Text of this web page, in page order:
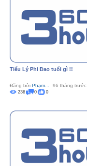
Tiểu Lý Phi Đao tuổi gì !!
Đăng bởi Phạm... 96 tháng trước
236 0 0